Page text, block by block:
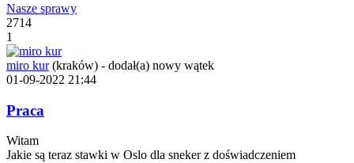
Nasze sprawy
2714
1
miro kur (kraków) - dodał(a) nowy wątek
01-09-2022 21:44
Praca
Witam
Jakie są teraz stawki w Oslo dla sneker z doświadczeniem